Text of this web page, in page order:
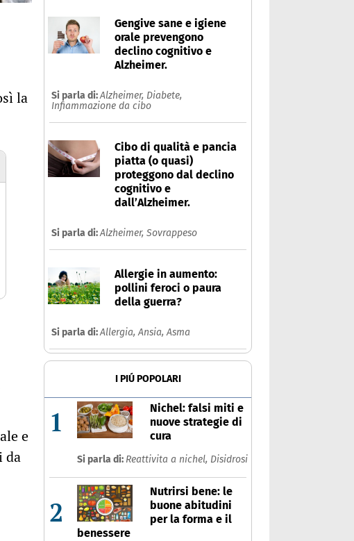
la
Ipertensione
Ultime notizie
e
da
Gengive sane e igiene
orale prevengono
declino cognitivo e
Alzheimer.
Si parla di:Alzheimer, Diabete,
Infiammazione da cibo
Cibo di qualità e pancia
piatta (o quasi)
proteggono dal declino
cognitivo e
dall’Alzheimer.
Si parla di:Alzheimer, Sovrappeso
Allergie in aumento:
pollini feroci o paura
della guerra?
Si parla di:Allergia,Ansia,Asma
I PIÚ POPOLARI
1
Nichel: falsi miti e
nuove strategie di
cura
Si parla di: Reattivita a nichel, Disidrosi
2
Nutrirsi bene: le
buone abitudini
per la forma e il
benessere